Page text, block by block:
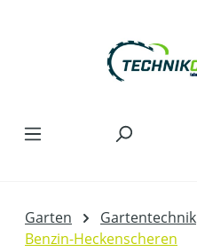
Garten Gartentechnik
Benzin-Heckenscheren